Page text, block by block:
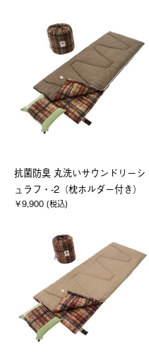
抗菌防臭 丸洗いサウンドリーシ
ュラフ・-2（枕ホルダー付き）
￥9,900 (税込)